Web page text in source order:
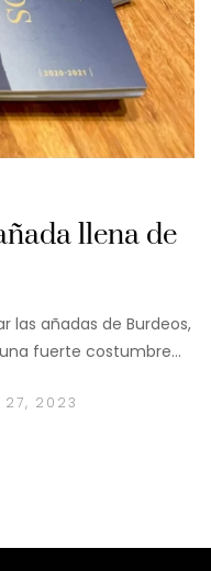
llena de
las añadas de Burdeos,
fuerte costumbre…
27, 2023